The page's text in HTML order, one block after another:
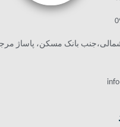
شمالی،جنب بانک مسکن، پاساژ